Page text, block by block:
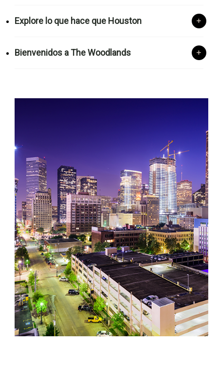
Explore lo que hace que Houston
Bienvenidos a The Woodlands